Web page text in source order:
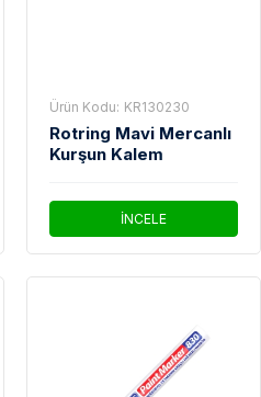
Ürün Kodu: KR130230
Rotring Mavi Mercanlı
Kurşun Kalem
İNCELE